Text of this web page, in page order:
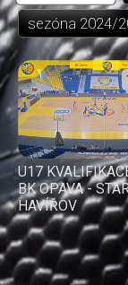
sezóna 2024/
U17
BK OPAVA -
HAVÍŘOV